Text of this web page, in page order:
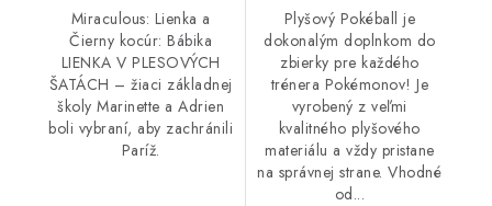
Miraculous: Lienka a
Čierny kocúr: Bábika
LIENKA V PLESOVÝCH
ŠATÁCH – žiaci základnej
školy Marinette a Adrien
boli vybraní, aby zachránili
Paríž.
Plyšový Pokéball je
dokonalým doplnkom do
zbierky pre každého
trénera Pokémonov! Je
vyrobený z veľmi
kvalitného plyšového
materiálu a vždy pristane
na správnej strane. Vhodné
od...